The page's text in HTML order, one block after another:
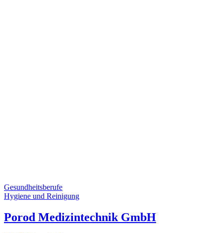
Gesundheitsberufe
Hygiene und Reinigung
Porod Medizintechnik GmbH